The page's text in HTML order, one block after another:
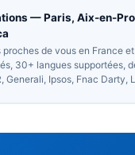
— Paris, Aix-en-
proches de vous en France
30+ langues supportées,
Generali, Ipsos, Fnac Darty,